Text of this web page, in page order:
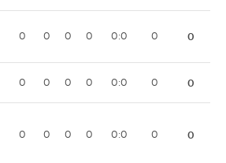
0 0 0 0 0:0 0 0
0 0 0 0 0:0 0 0
0 0 0 0 0:0 0 0